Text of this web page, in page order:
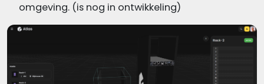
omgeving. (is nog in ontwikkeling)